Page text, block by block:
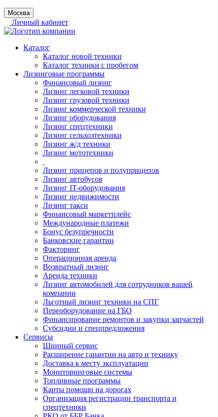
Москва
Личный кабинет
Каталог
Каталог новой техники
Каталог техники с пробегом
Лизинговые программы
Финансовый лизинг
Лизинг легковой техники
Лизинг грузовой техники
Лизинг коммерческой техники
Лизинг оборудования
Лизинг спецтехники
Лизинг сельхозтехники
Лизинг ж/д техники
Лизинг мототехники
Лизинг прицепов и полуприцепов
Лизинг автобусов
Лизинг IT-оборудования
Лизинг недвижимости
Лизинг такси
Финансовый маркетплейс
Международные платежи
Бонус безупречности
Банковские гарантии
Факторинг
Операционная аренда
Возвратный лизинг
Аренда техники
Лизинг автомобилей для сотрудников вашей
компании
Льготный лизинг техники на СПГ
Переоборудование на ГБО
Финансирование ремонтов и закупки запчастей
Субсидии и спецпредложения
Сервисы
Шинный сервис
Расширение гарантии на авто и технику
Доставка к месту эксплуатации
Мониторинговые системы
Топливные программы
Карты помощи на дорогах
Организация регистрации транспорта и
спецтехники